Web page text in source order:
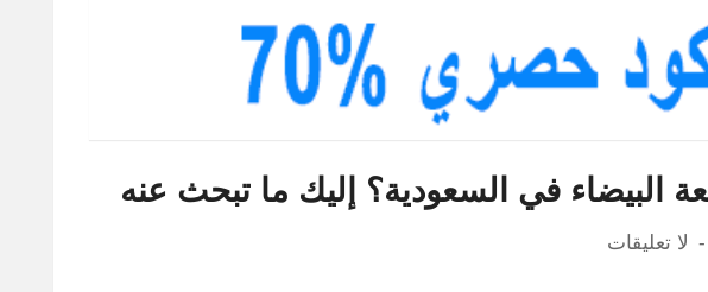
البيضاء في السعودية؟ إليك ما تبحث عنه
لا تعليقات